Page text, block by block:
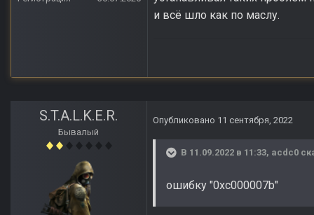
и всё шло как по маслу.
S.T.A.L.K.E.R.
Бывалый
Опубликовано 11 сентября, 2022
В 11.09.2022 в 11:33, acdc0
ошибку "0xc000007b"